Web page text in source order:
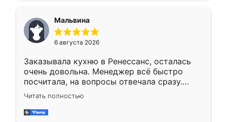
меньше, здесь же он более разнообразный.
Мне нравится ,если что-то потребуется из
мебели буду заказывать только здесь.
Мальвина
6 августа 2026
Заказывала кухню в Ренессанс, осталась
очень довольна. Менеджер всё быстро
посчитала, на вопросы отвечала сразу.
Замерщик приехал в субботу, подошёл к
делу со всей ответственностью. Собрали
за день, ребята работали аккуратно, даже
Читать полностью